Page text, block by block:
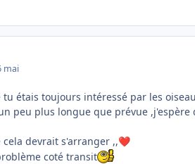
mai
tu étais toujours intéressé par les
peu plus longue que prévue
devrait s'arranger ,,❤️
coté transit